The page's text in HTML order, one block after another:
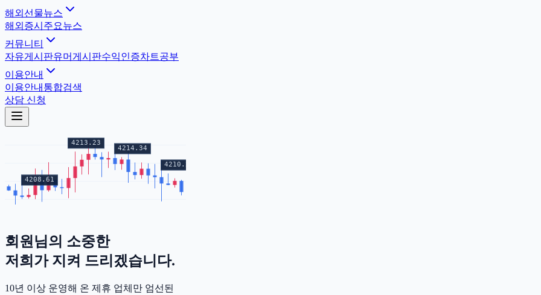
해외선물뉴스
해외증시 주요뉴스
커뮤니티
자유게시판유머게시판수익인증차트공부
이용안내
이용안내 통합검색
상담 신청
회원님의 소중한
저희가 지켜 드리겠습니다.
10년 이상 운영해 온 제휴 업체만 엄선된